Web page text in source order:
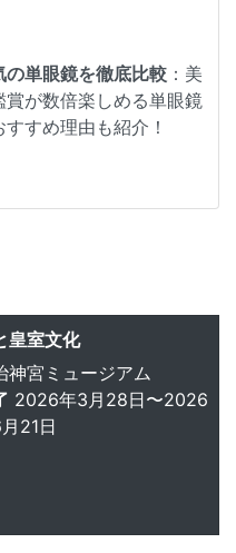
の単眼鏡を徹底比較 ：美
賞が数倍楽しめる単眼鏡
すすめ理由も紹介！
皇室文化
神宮ミュージアム
2026年3月28日〜2026
21日